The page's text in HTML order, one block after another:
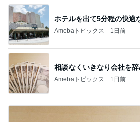
ホテルを出て5分程の快適
Amebaトピックス 1日前
相談なくいきなり会社を
Amebaトピックス 1日前